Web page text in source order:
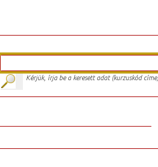
Kérjük, írja be a keresett adat (kurzuskód